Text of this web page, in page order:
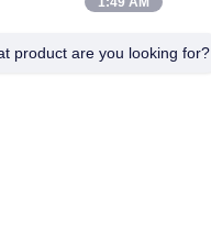
product are you looking for?